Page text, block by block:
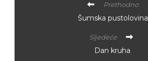
Prethodno
Šumska pustolovina
Sljedeće
Dan kruha